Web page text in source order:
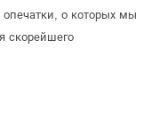
опечатки, о которых мы
скорейшего